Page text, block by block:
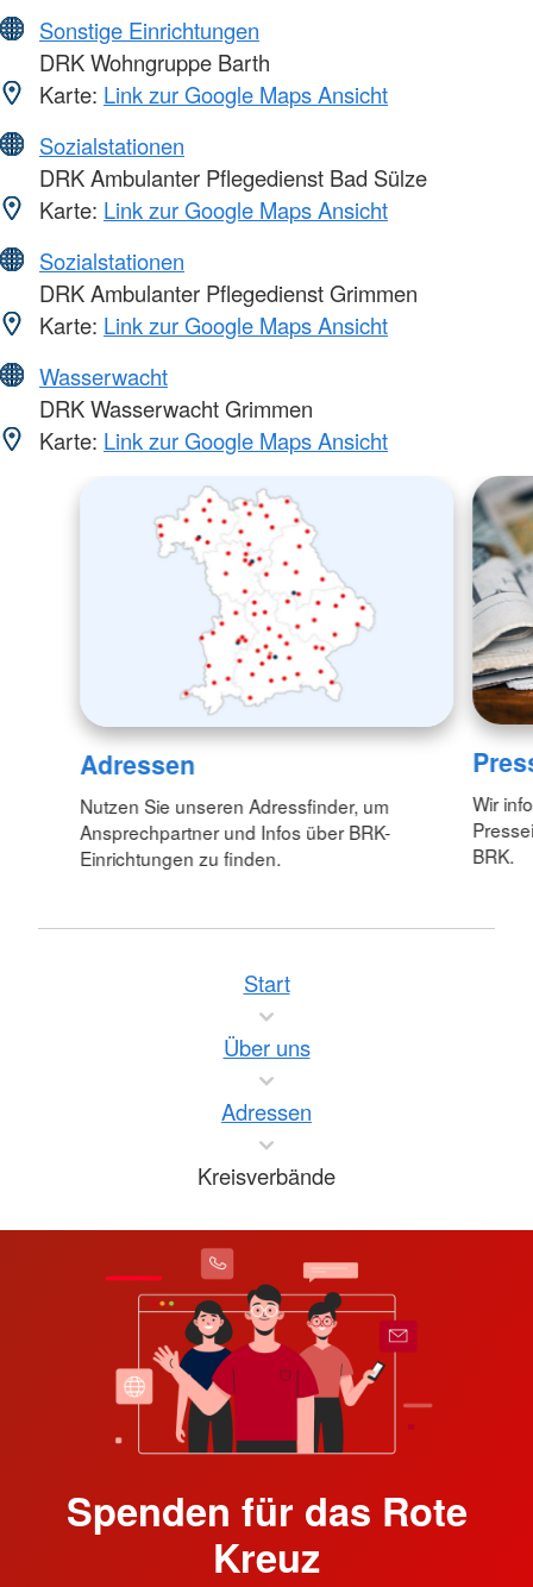
Sonstige Einrichtungen
DRK Wohngruppe Barth
Karte: Link zur Google Maps Ansicht
Sozialstationen
DRK Ambulanter Pflegedienst Bad Sülze
Karte: Link zur Google Maps Ansicht
Sozialstationen
DRK Ambulanter Pflegedienst Grimmen
Karte: Link zur Google Maps Ansicht
Wasserwacht
DRK Wasserwacht Grimmen
Karte: Link zur Google Maps Ansicht
Adressen
Nutzen Sie unseren Adressfinder, um
Ansprechpartner und Infos über BRK-
Einrichtungen zu finden.
Wir
BRK.
Start
Über uns
Adressen
Kreisverbände
Spenden für das Rote
Kreuz